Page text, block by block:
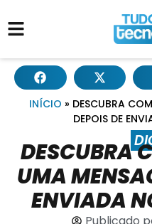
INÍCIO » DESCUBRA
DEPOIS DE
DESCUBRA
UMA
ENVIADA